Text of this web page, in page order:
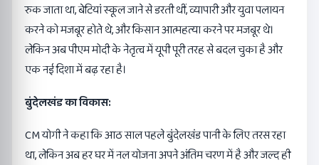
रुक जाता था, बेटियां स्कूल जाने से डरती थीं, व्यापारी और युवा पलायन
करने को मजबूर होते थे, और किसान आत्महत्या करने पर मजबूर थे।
लेकिन अब पीएम मोदी के नेतृत्व में यूपी पूरी तरह से बदल चुका है और
एक नई दिशा में बढ़ रहा है।
बुंदेलखंड का विकास:
CM योगी ने कहा कि आठ साल पहले बुंदेलखंड पानी के लिए तरस रहा
था, लेकिन अब हर घर में नल योजना अपने अंतिम चरण में है और जल्द ही